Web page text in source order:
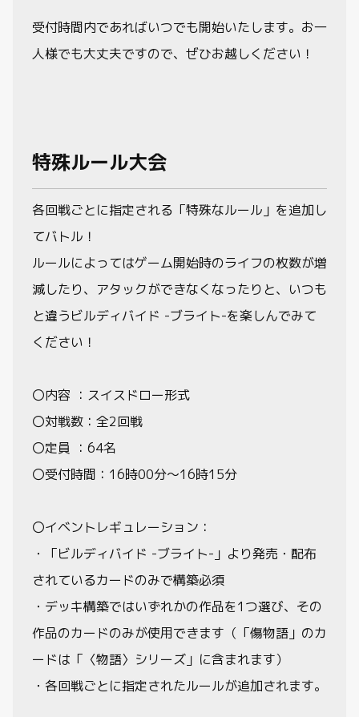
受付時間内であればいつでも開始いたします。お一
人様でも大丈夫ですので、ぜひお越しください！
特殊ルール大会
各回戦ごとに指定される「特殊なルール」を追加し
てバトル！
ルールによってはゲーム開始時のライフの枚数が増
減したり、アタックができなくなったりと、いつも
と違うビルディバイド -ブライト-を楽しんでみて
ください！
〇内容 ：スイスドロー形式
〇対戦数：全2回戦
〇定員 ：64名
〇受付時間：16時00分～16時15分
〇イベントレギュレーション：
・「ビルディバイド -ブライト-」より発売・配布
されているカードのみで構築必須
・デッキ構築ではいずれかの作品を1つ選び、その
作品のカードのみが使用できます（「傷物語」のカ
ードは「〈物語〉シリーズ」に含まれます）
・各回戦ごとに指定されたルールが追加されます。